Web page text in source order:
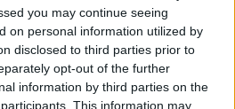
you may continue seeing
on personal information utilized by
disclosed to third parties prior to
opt-out of the further
information by third parties on the
This information may
Publicidad